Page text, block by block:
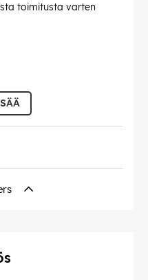
toimitusta varten
x 100 mm, 200 x 200
mm, 400 x 200 mm,
nl, cz, da, se, nl, cz, da,